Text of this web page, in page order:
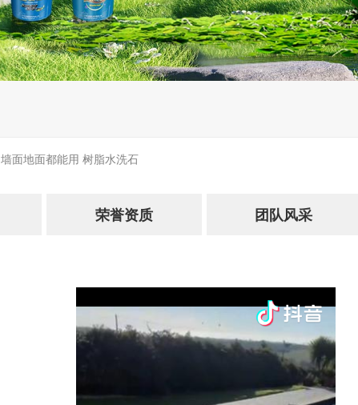
墙面地面都能用 树脂水洗石
荣誉资质 团队风采